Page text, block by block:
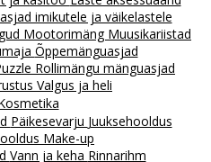
imikutele ja väikelastele
Mootorimäng Muusikariistad
Õppemänguasjad
Rollimängu mänguasjad
Valgus ja heli
Päikesevarju Juuksehooldus
Make-up
Vann ja keha Rinnarihm